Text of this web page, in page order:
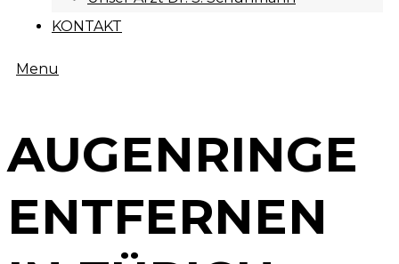
KONTAKT
Menu
AUGENRINGE
ENTFERNEN